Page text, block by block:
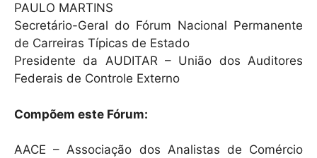
PAULO MARTINS
Secretário-Geral do Fórum Nacional Permanente
de Carreiras Típicas de Estado
Presidente da AUDITAR – União dos Auditores
Federais de Controle Externo
Compõem este Fórum:
AACE – Associação dos Analistas de Comércio